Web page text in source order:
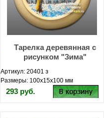
Тарелка деревянная с
рисунком "Зима"
Артикул: 20401 з
Размеры: 100х15х100 мм
293 руб.